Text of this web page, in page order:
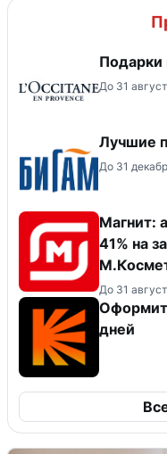
Подарки
До 31
Лучшие
До 31
Магнит:
41% на
До 31
дней